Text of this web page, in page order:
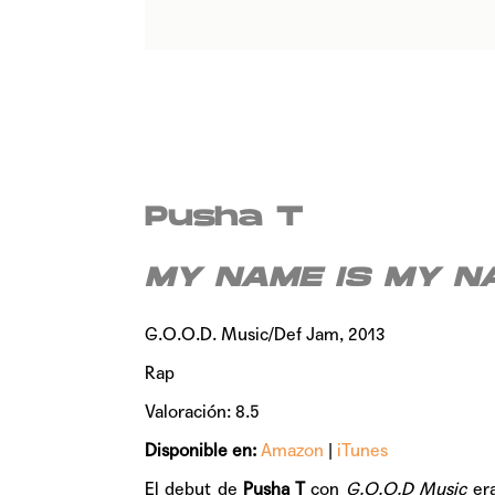
Pusha T
MY NAME IS MY
G.O.O.D. Music/Def Jam, 2013
Rap
Valoración: 8.5
Disponible en: Amazon | iTunes
El debut de Pusha Tcon G.O.O.D Music